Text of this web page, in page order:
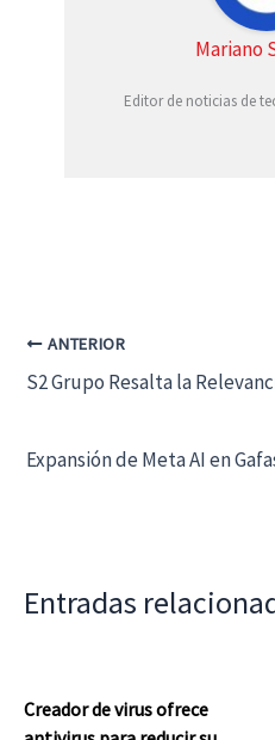
Mariano
Editor de noticias de
ANTERIOR
S2 Grupo Resalta la
Expansión de Meta AI en
Entradas
Creador de virus ofrece